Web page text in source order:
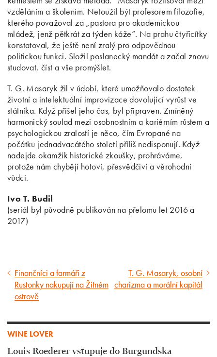
vzděláním a školením. Netoužil být profesorem filozofie,
kterého považoval za „pastora pro akademickou
mládež, jenž pětkrát za týden káže“. Na prahu čtyřicítky
konstatoval, že ještě není zralý pro odpovědnou
politickou funkci. Složil poslanecký mandát a začal znovu
studovat, číst a vše promýšlet.
T. G. Masaryk žil v údobí, které umožňovalo dostatek
životní a intelektuální improvizace dovolující vyrůst ve
státníka. Když přišel jeho čas, byl připraven. Zmíněný
harmonický soulad mezi osobnostním a kariérním růstem a
psychologickou zralostí je něco, čím Evropané na
počátku jednadvacátého století příliš nedisponují. Když
nadejde okamžik historické zkoušky, prohráváme,
protože nám chybějí hotoví, přesvědčiví a věrohodní
vůdci.
Ivo T. Budil
(seriál byl původně publikován na přelomu let 2016 a
2017)
Předcházející
článek
Finančníci a farmáři z
Rustonky nakupují na Žitném
ostrově
Následující
článek
T. G. Masaryk, osobní
charizma a morální kapitál
WINE LOVER
Louis Roederer vstupuje do Burgundska